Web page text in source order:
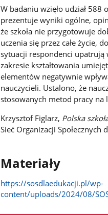
W badaniu wzięło udział
prezentuje wyniki ogólne,
że szkoła nie przygotowuje
uczenia się przez całe życie,
sytuacji respondenci upatrują
zakresie kształtowania
elementów negatywnie
nauczycieli. Ustalono, że
stosowanych metod pracy na
Krzysztof Figlarz, Polska
Sieć Organizacji Społecznych
Materiały
https://sosdlaedukacji.pl/wp-
content/uploads/2024/08/